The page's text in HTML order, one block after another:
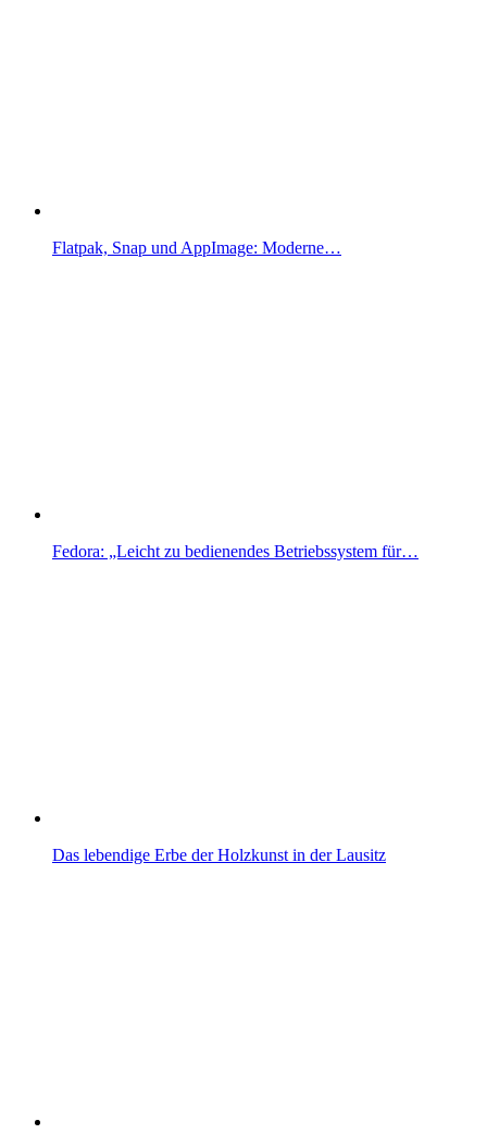
Flatpak, Snap und AppImage: Moderne…
Fedora: „Leicht zu bedienendes Betriebssystem für…
Das lebendige Erbe der Holzkunst in der Lausitz